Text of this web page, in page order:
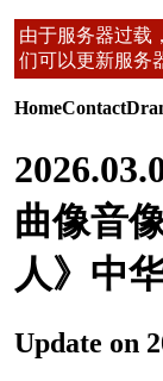
由于服务器过载
们可以更新服务
HomeContact
曲像音
人》中
Update on